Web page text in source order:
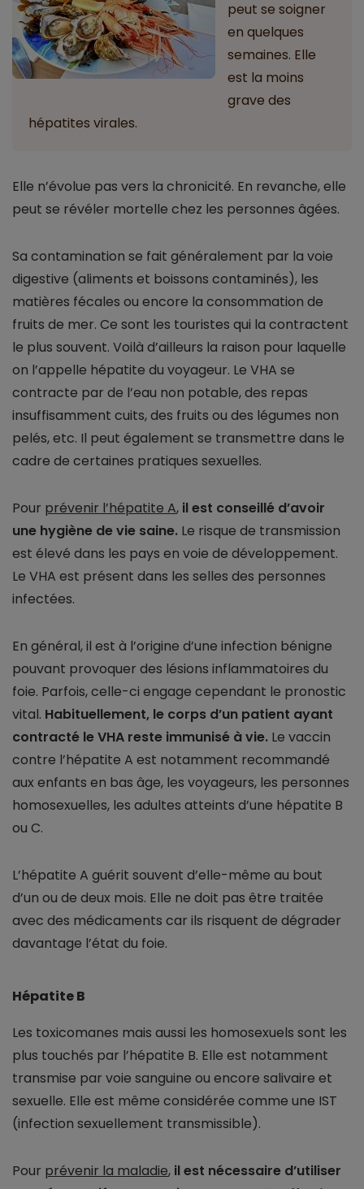
peut se soigner
en quelques
semaines. Elle
est la moins
grave des
hépatites virales.
Elle n’évolue pas vers la chronicité. En revanche, elle
peut se révéler mortelle chez les personnes âgées.
Sa contamination se fait généralement par la voie
digestive (aliments et boissons contaminés), les
matières fécales ou encore la consommation de
fruits de mer. Ce sont les touristes qui la contractent
le plus souvent. Voilà d’ailleurs la raison pour laquelle
on l’appelle hépatite du voyageur. Le VHA se
contracte par de l’eau non potable, des repas
insuffisamment cuits, des fruits ou des légumes non
pelés, etc. Il peut également se transmettre dans le
cadre de certaines pratiques sexuelles.
Pour prévenir l’hépatite A, il est conseillé d’avoir
une hygiène de vie saine. Le risque de transmission
est élevé dans les pays en voie de développement.
Le VHA est présent dans les selles des personnes
infectées.
En général, il est à l’origine d’une infection bénigne
pouvant provoquer des lésions inflammatoires du
foie. Parfois, celle-ci engage cependant le pronostic
vital. Habituellement, le corps d’un patient ayant
contracté le VHA reste immunisé à vie. Le vaccin
contre l’hépatite A est notamment recommandé
aux enfants en bas âge, les voyageurs, les personnes
homosexuelles, les adultes atteints d’une hépatite B
ou C.
L’hépatite A guérit souvent d’elle-même au bout
d’un ou de deux mois. Elle ne doit pas être traitée
avec des médicaments car ils risquent de dégrader
davantage l’état du foie.
Hépatite B
Les toxicomanes mais aussi les homosexuels sont les
plus touchés par l’hépatite B. Elle est notamment
transmise par voie sanguine ou encore salivaire et
sexuelle. Elle est même considérée comme une IST
(infection sexuellement transmissible).
Pour prévenir la maladie, il est nécessaire d’utiliser